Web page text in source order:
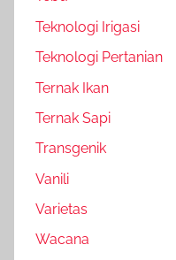
Teknologi Irigasi
Teknologi Pertanian
Ternak Ikan
Ternak Sapi
Transgenik
Vanili
Varietas
Wacana